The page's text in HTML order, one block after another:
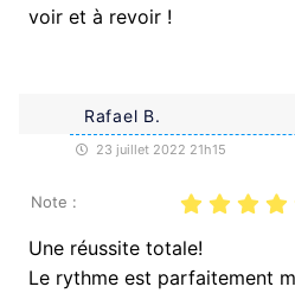
voir et à revoir !
Rafael B.
23 juillet 2022 21h15
Note :
Une réussite totale!
Le rythme est parfaitement